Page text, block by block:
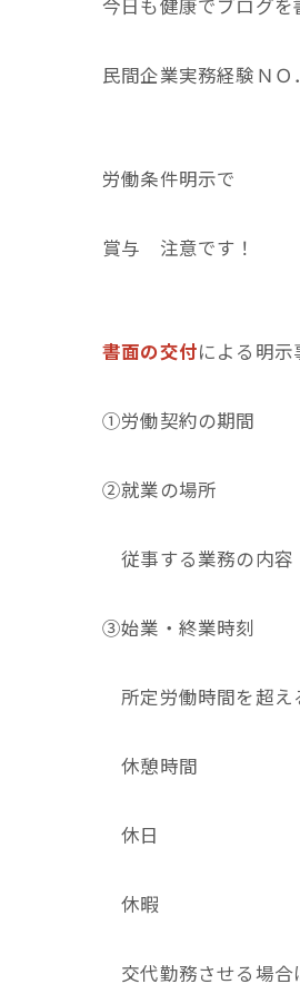
今日も健康でブログを
民間企業実務経験ＮＯ
労働条件明示で
賞与 注意です！
書面の交付による明示
①労働契約の期間
②就業の場所
従事する業務の内容
③始業・終業時刻
所定労働時間を超え
休憩時間
休日
休暇
交代勤務させる場合